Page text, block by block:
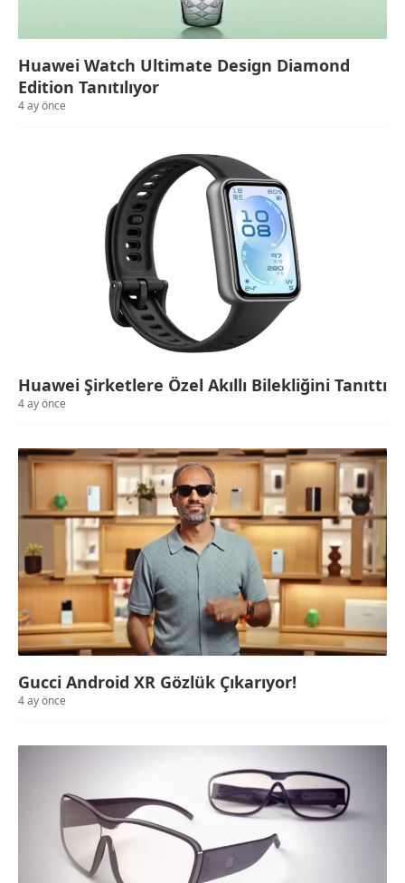
Huawei Watch Ultimate Design Diamond
Edition Tanıtılıyor
4 ay önce
Huawei Şirketlere Özel Akıllı Bilekliğini Tanıttı
4 ay önce
Gucci Android XR Gözlük Çıkarıyor!
4 ay önce